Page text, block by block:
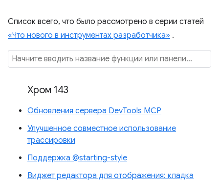
Список всего, что было рассмотрено в серии статей
«Что нового в инструментах разработчика» .
Хром 143
Обновления сервера DevTools MCP
Улучшенное совместное использование
трассировки
Поддержка @starting-style
Виджет редактора для отображения: кладка